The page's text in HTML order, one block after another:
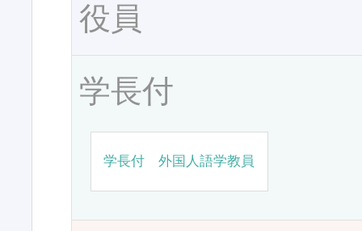
役員
学長付
学長付 外国人語学教員